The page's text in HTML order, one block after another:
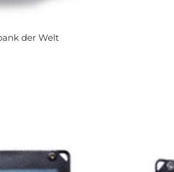
der Welt